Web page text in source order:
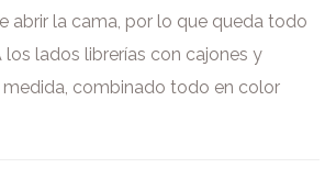
abrir la cama, por lo que queda todo
los lados librerías con cajones y
medida, combinado todo en color